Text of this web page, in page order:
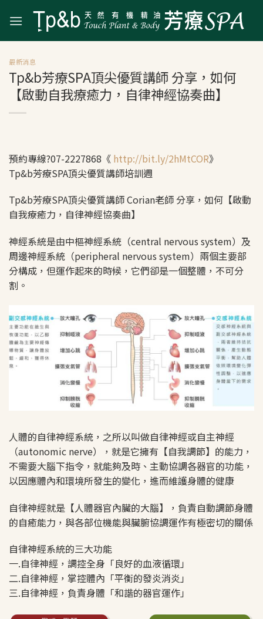
最新消息
Tp&b芳療SPA頂尖優質講師 分享，如何
【啟動自我療癒力，自律神經協奏曲】
預約專線?07-2227868《 http://bit.ly/2hMtCOR》
Tp&b芳療SPA頂尖優質講師培訓週
Tp&b芳療SPA頂尖優質講師 Corian老師 分享，如何【啟動
自我療癒力，自律神經協奏曲】
神經系統是由中樞神經系統（central nervous system）及
周邊神經系統（peripheral nervous system）兩個主要部
分構成，但運作起來的時候，它們卻是一個整體，不可分
割。
人體的自律神經系統，之所以叫做自律神經或自主神經
（autonomic nerve），就是它擁有【自我調節】的能力，
不需要大腦下指令，就能夠及時、主動協調各器官的功能，
以因應體內和環境所發生的變化，進而維護身體的健康
自律神經就是【人體器官內臟的大腦】，負責自動調節身體
的自癒能力，與各部位機能與臟腑協調運作有極密切的關係
自律神經系統的三大功能
一.自律神經，調控全身「良好的血液循環」
二.自律神經，掌控體內「平衡的發炎消炎」
三.自律神經，負責身體「和諧的器官運作」